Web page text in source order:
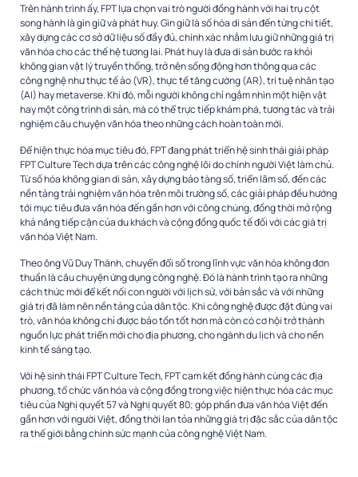
Trên hành trình ấy, FPT lựa chọn vai trò người đồng hành với hai trụ cột
song hành là gìn giữ và phát huy. Gìn giữ là số hóa di sản đến từng chi tiết,
xây dựng các cơ sở dữ liệu số đầy đủ, chính xác nhằm lưu giữ những giá trị
văn hóa cho các thế hệ tương lai. Phát huy là đưa di sản bước ra khỏi
không gian vật lý truyền thống, trở nên sống động hơn thông qua các
công nghệ như thực tế ảo (VR), thực tế tăng cường (AR), trí tuệ nhân tạo
(AI) hay metaverse. Khi đó, mỗi người không chỉ ngắm nhìn một hiện vật
hay một công trình di sản, mà có thể trực tiếp khám phá, tương tác và trải
nghiệm câu chuyện văn hóa theo những cách hoàn toàn mới.
Để hiện thực hóa mục tiêu đó, FPT đang phát triển hệ sinh thái giải pháp
FPT Culture Tech dựa trên các công nghệ lõi do chính người Việt làm chủ.
Từ số hóa không gian di sản, xây dựng bảo tàng số, triển lãm số, đến các
nền tảng trải nghiệm văn hóa trên môi trường số, các giải pháp đều hướng
tới mục tiêu đưa văn hóa đến gần hơn với công chúng, đồng thời mở rộng
khả năng tiếp cận của du khách và cộng đồng quốc tế đối với các giá trị
văn hóa Việt Nam.
Theo ông Vũ Duy Thành, chuyển đổi số trong lĩnh vực văn hóa không đơn
thuần là câu chuyện ứng dụng công nghệ. Đó là hành trình tạo ra những
cách thức mới để kết nối con người với lịch sử, với bản sắc và với những
giá trị đã làm nên nền tảng của dân tộc. Khi công nghệ được đặt đúng vai
trò, văn hóa không chỉ được bảo tồn tốt hơn mà còn có cơ hội trở thành
nguồn lực phát triển mới cho địa phương, cho ngành du lịch và cho nền
kinh tế sáng tạo.
Với hệ sinh thái FPT Culture Tech, FPT cam kết đồng hành cùng các địa
phương, tổ chức văn hóa và cộng đồng trong việc hiện thực hóa các mục
tiêu của Nghị quyết 57 và Nghị quyết 80; góp phần đưa văn hóa Việt đến
gần hơn với người Việt, đồng thời lan tỏa những giá trị đặc sắc của dân tộc
ra thế giới bằng chính sức mạnh của công nghệ Việt Nam.